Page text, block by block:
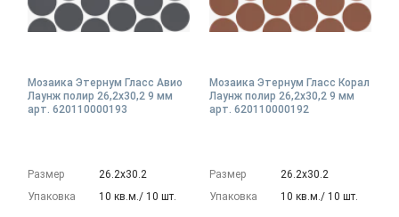
Мозаика Этернум Гласс Авио
Лаунж полир 26,2x30,2 9 мм
арт. 620110000193
Размер
26.2х30.2
Упаковка
10 кв.м./ 10 шт.
Мозаика Этернум Гласс Корал
Лаунж полир 26,2x30,2 9 мм
арт. 620110000192
Размер
26.2х30.2
Упаковка
10 кв.м./ 10 шт.